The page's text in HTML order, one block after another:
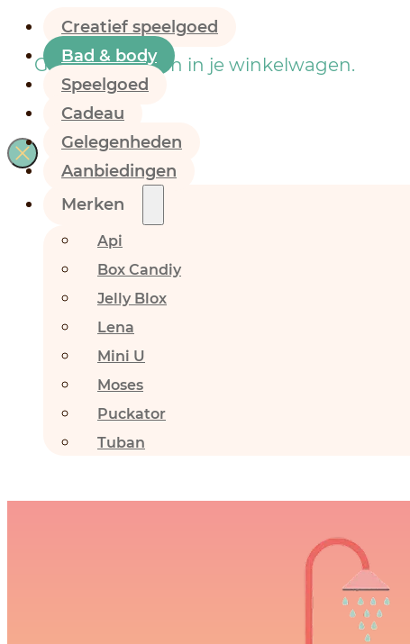
Geen producten in je winkelwagen.
Creatief speelgoed
Bad & body
Speelgoed
Cadeau
Gelegenheden
Aanbiedingen
Merken
Api
Box Candiy
Jelly Blox
Lena
Mini U
Moses
Puckator
Tuban